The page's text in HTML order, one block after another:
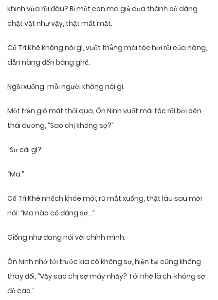
khinh vừa rồi đâu? Bị một con ma giả dọa thành bộ dáng
chật vật như vậy, thật mất mặt.
Cố Trì Khê không nói gì, vuốt thẳng mái tóc hơi rối của nàng,
dẫn nàng đến băng ghế.
Ngồi xuống, mỗi người không nói gì.
Một trận gió mát thổi qua, Ôn Ninh vuốt mái tóc rối bời bên
thái dương, “Sao chị không sợ?”
“Sợ cái gì?”
“Ma.”
Cố Trì Khê nhếch khóe môi, rũ mắt xuống, thật lâu sau mới
nói: “Ma nào có đáng sợ…”
Giống như đang nói với chính mình.
Ôn Ninh nhớ tới trước kia cô không sợ, hiện tại cũng không
thay đổi, “Vậy sao chị sợ máy nhảy? Tôi nhớ là chị không sợ
độ cao.”